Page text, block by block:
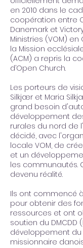
en 2010 dans le
coopération entre
Danemark et
Ministries (VOM) en
la Mission
(ACM) a repris la
d’Open Church.
Les porteurs de
Silkjær et Maria
grand besoin
développement
rurales du nord de
décidé, avec
locale VOM, de
et un
les communautés.
devenu réalité.
Ils ont commencé
pour obtenir des
ressources et ont
soutien du
développement du
missionnaire